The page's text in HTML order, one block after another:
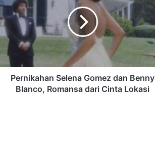
Pernikahan Selena Gomez dan Benny
Blanco, Romansa dari Cinta Lokasi